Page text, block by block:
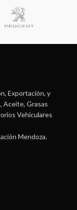
Exportación, y
Aceite, Grasas
Vehiculares
Mendoza.